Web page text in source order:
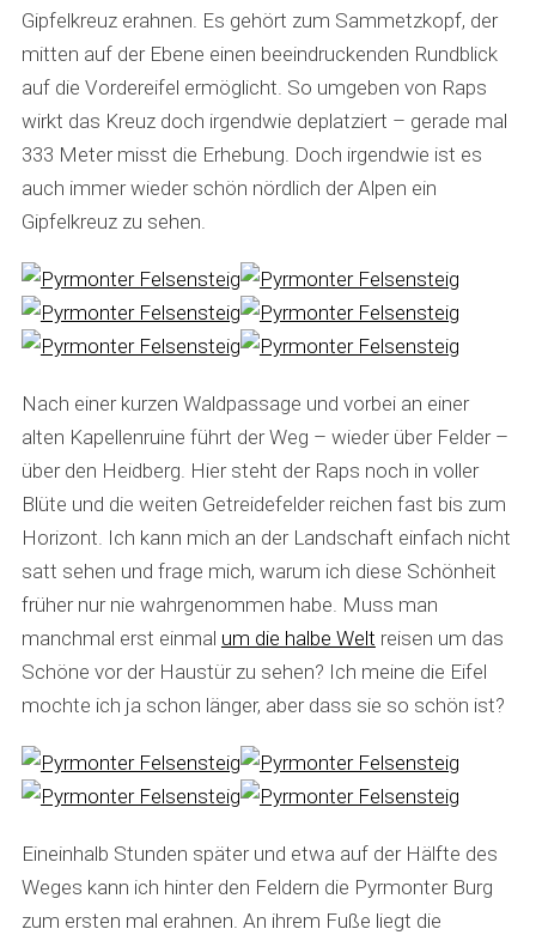
Gipfelkreuz erahnen. Es gehört zum Sammetzkopf, der
mitten auf der Ebene einen beeindruckenden Rundblick
auf die Vordereifel ermöglicht. So umgeben von Raps
wirkt das Kreuz doch irgendwie deplatziert – gerade mal
333 Meter misst die Erhebung. Doch irgendwie ist es
auch immer wieder schön nördlich der Alpen ein
Gipfelkreuz zu sehen.
Nach einer kurzen Waldpassage und vorbei an einer
alten Kapellenruine führt der Weg – wieder über Felder –
über den Heidberg. Hier steht der Raps noch in voller
Blüte und die weiten Getreidefelder reichen fast bis zum
Horizont. Ich kann mich an der Landschaft einfach nicht
satt sehen und frage mich, warum ich diese Schönheit
früher nur nie wahrgenommen habe. Muss man
manchmal erst einmal um die halbe Welt reisen um das
Schöne vor der Haustür zu sehen? Ich meine die Eifel
mochte ich ja schon länger, aber dass sie so schön ist?
Eineinhalb Stunden später und etwa auf der Hälfte des
Weges kann ich hinter den Feldern die Pyrmonter Burg
zum ersten mal erahnen. An ihrem Fuße liegt die